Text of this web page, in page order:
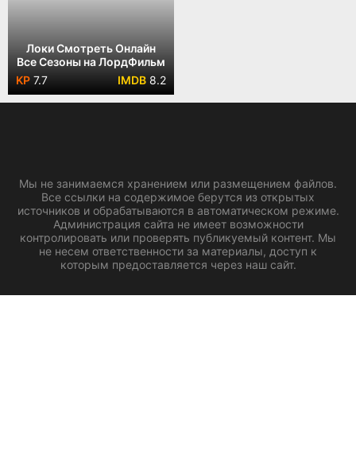
Локи Смотреть Онлайн
Все Сезоны на ЛордФильм
7.7
8.2
Мы не занимаемся хранением или размещением файлов.
Все ссылки на содержимое берутся из открытых
источников и обрабатываются в автоматическом режиме.
Администрация сайта не имеет возможности
контролировать или проверять публикуемый контент. Мы
не несем ответственности за материалы, доступ к
которым предоставляется через наш сайт.